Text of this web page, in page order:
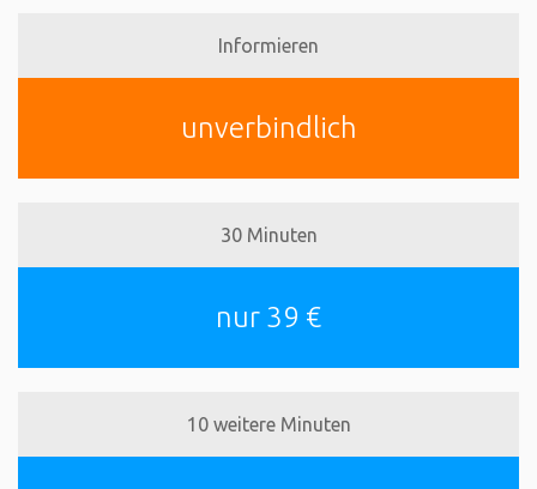
Informieren
unverbindlich
30 Minuten
nur 39 €
10 weitere Minuten